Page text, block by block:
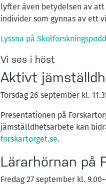
lyfter även betydelsen av
individer som gynnas av ett
Lyssna på
Vi ses i höst
Aktivt
Torsdag 26 september kl.
Presentationen på
jämställdhetsarbete kan
forskartorget.se.
Lärarhörnan på
Fredag 27 september kl.